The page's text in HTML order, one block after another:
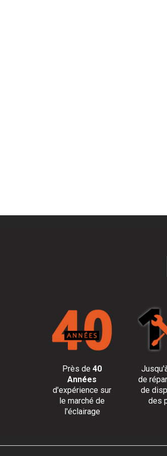
Près de 40
Années
d'expérience sur
le marché de
l'éclairage
de
de
des